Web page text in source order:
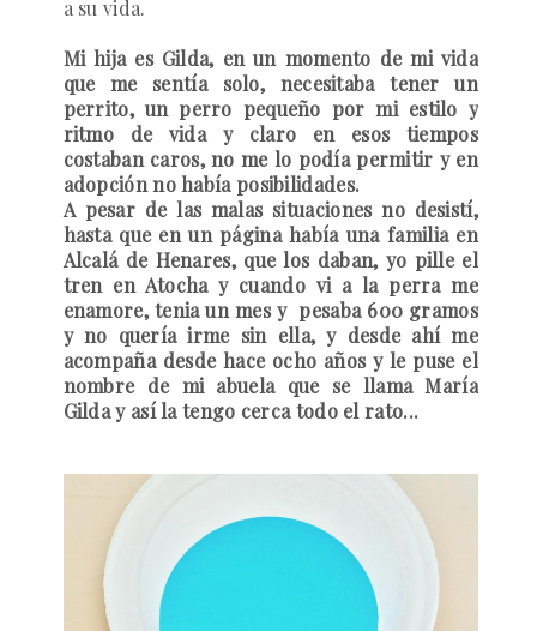
a su vida.
Mi hija es Gilda, en un momento de mi vida
que me sentía solo, necesitaba tener un
perrito, un perro pequeño por mi estilo y
ritmo de vida y claro en esos tiempos
costaban caros, no me lo podía permitir y en
adopción no había posibilidades.
A pesar de las malas situaciones no desistí,
hasta que en un página había una familia en
Alcalá de Henares, que los daban, yo pille el
tren en Atocha y cuando vi a la perra me
enamore, tenia un mes y pesaba 600 gramos
y no quería irme sin ella, y desde ahí me
acompaña desde hace ocho años y le puse el
nombre de mi abuela que se llama María
Gilda y así la tengo cerca todo el rato...